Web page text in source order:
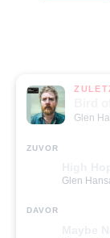
Glen
ZUVOR
Glen
DAVOR